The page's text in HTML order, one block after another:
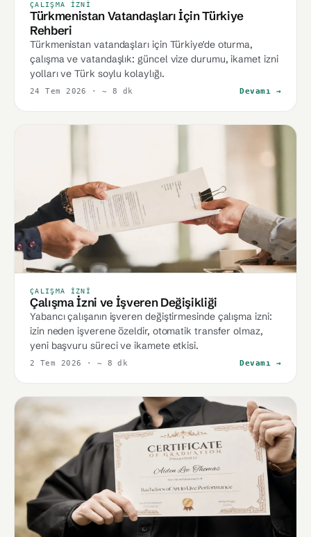
ÇALIŞMA İZNI
Türkmenistan Vatandaşları İçin Türkiye
Rehberi
Türkmenistan vatandaşları için Türkiye'de oturma,
çalışma ve vatandaşlık: güncel vize durumu, ikamet izni
yolları ve Türk soylu kolaylığı.
24 Tem 2026 · ~ 8 dk Devamı →
ÇALIŞMA İZNI
Çalışma İzni ve İşveren Değişikliği
Yabancı çalışanın işveren değiştirmesinde çalışma izni:
izin neden işverene özeldir, otomatik transfer olmaz,
yeni başvuru süreci ve ikamete etkisi.
2 Tem 2026 · ~ 8 dk Devamı →